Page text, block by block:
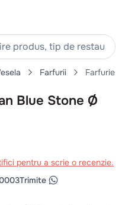
tip de restaurant,
Farfurii Farfurie
Blue Stone Ø
pentru a scrie o recenzie.
Trimite